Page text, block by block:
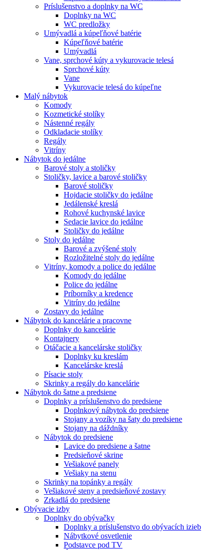
Príslušenstvo a doplnky na WC
Doplnky na WC
WC predložky
Umývadlá a kúpeľňové batérie
Kúpeľňové batérie
Umývadlá
Vane, sprchové kúty a vykurovacie telesá
Sprchové kúty
Vane
Vykurovacie telesá do kúpeľne
Malý nábytok
Komody
Kozmetické stolíky
Nástenné regály
Odkladacie stolíky
Regály
Vitríny
Nábytok do jedálne
Barové stoly a stoličky
Stoličky, lavice a barové stoličky
Barové stoličky
Hojdacie stoličky do jedálne
Jedálenské kreslá
Rohové kuchynské lavice
Sedacie lavice do jedálne
Stoličky do jedálne
Stoly do jedálne
Barové a zvýšené stoly
Rozložitelné stoly do jedálne
Vitríny, komody a police do jedálne
Komody do jedálne
Police do jedálne
Príborníky a kredence
Vitríny do jedálne
Zostavy do jedálne
Nábytok do kancelárie a pracovne
Doplnky do kancelárie
Kontajnery
Otáčacie a kancelárske stoličky
Doplnky ku kreslám
Kancelárske kreslá
Písacie stoly
Skrinky a regály do kancelárie
Nábytok do šatne a predsiene
Doplnky a príslušenstvo do predsiene
Doplnkový nábytok do predsiene
Stojany a vozíky na šaty do predsiene
Stojany na dáždníky
Nábytok do predsiene
Lavice do predsiene a šatne
Predsieňové skrine
Vešiakové panely
Vešiaky na stenu
Skrinky na topánky a regály
Vešiakové steny a predsieňové zostavy
Zrkadlá do predsiene
Obývacie izby
Doplnky do obývačky
Doplnky a príslušenstvo do obývacích izieb
Nábytkové osvetlenie
Podstavce pod TV